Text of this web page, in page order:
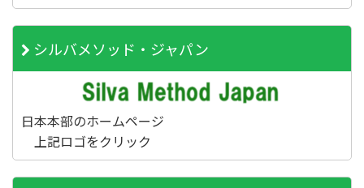
シルバメソッド・ジャパン
日本本部のホームページ
上記ロゴをクリック